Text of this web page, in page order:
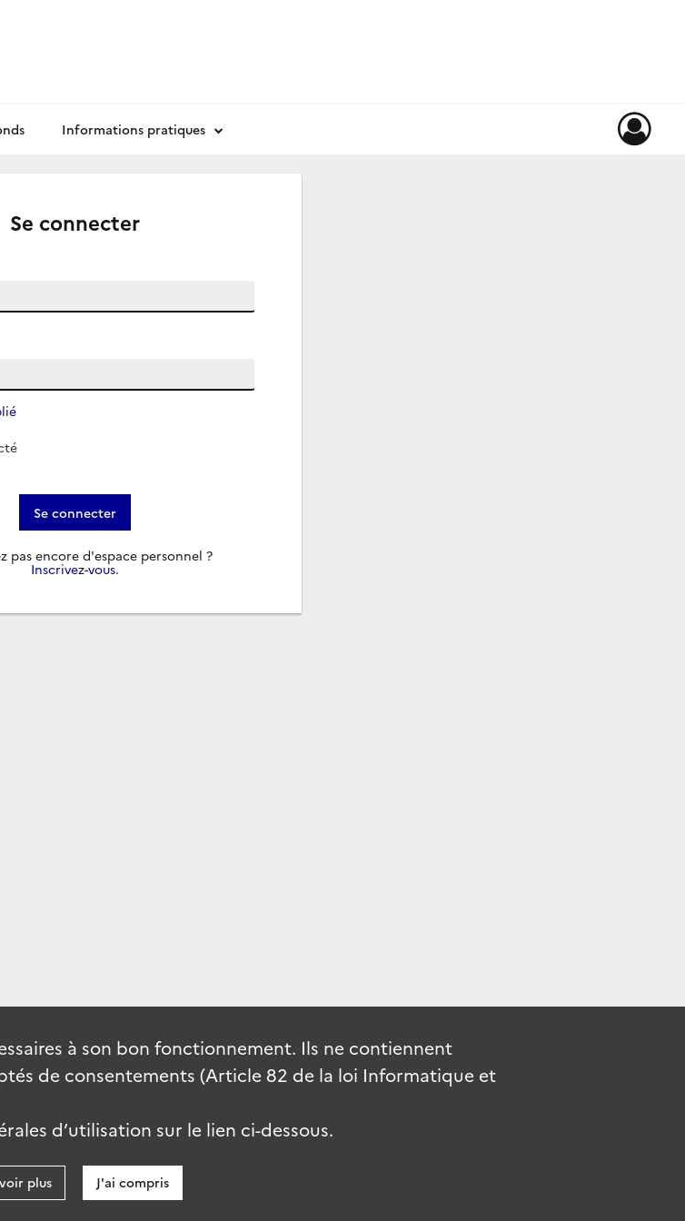
Informations pratiques
Se connecter
Se connecter
pas encore d'espace personnel ?
Inscrivez-vous.
à son bon fonctionnement. Ils ne contiennent
de consentements (Article 82 de la loi Informatique et
d’utilisation sur le lien ci-dessous.
plus J'ai compris